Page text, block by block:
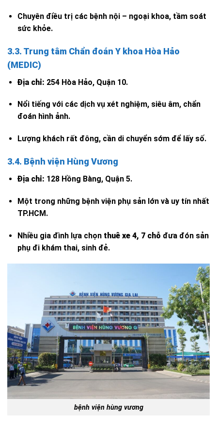
Chuyên điều trị các bệnh nội – ngoại khoa, tầm soát
sức khỏe.
3.3. Trung tâm Chẩn đoán Y khoa Hòa Hảo
(MEDIC)
Địa chỉ: 254 Hòa Hảo, Quận 10.
Nổi tiếng với các dịch vụ xét nghiệm, siêu âm, chẩn
đoán hình ảnh.
Lượng khách rất đông, cần di chuyển sớm để lấy số.
3.4. Bệnh viện Hùng Vương
Địa chỉ: 128 Hồng Bàng, Quận 5.
Một trong những bệnh viện phụ sản lớn và uy tín nhất
TP.HCM.
Nhiều gia đình lựa chọn thuê xe 4, 7 chỗ đưa đón sản
phụ đi khám thai, sinh đẻ.
bệnh viện hùng vương